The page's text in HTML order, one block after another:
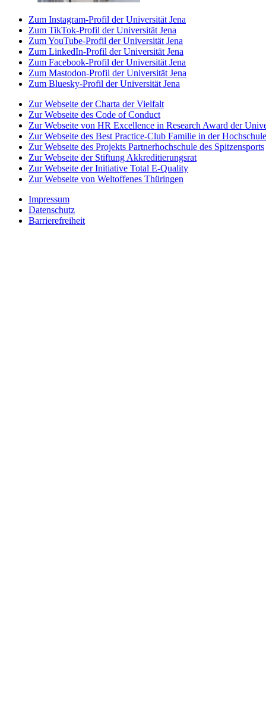
Zum Instagram-Profil der Universität Jena
Zum TikTok-Profil der Universität Jena
Zum YouTube-Profil der Universität Jena
Zum LinkedIn-Profil der Universität Jena
Zum Facebook-Profil der Universität Jena
Zum Mastodon-Profil der Universität Jena
Zum Bluesky-Profil der Universität Jena
Zur Webseite der Charta der Vielfalt
Zur Webseite des Code of Conduct
Zur Webseite von HR Excellence in Research Award der
Zur Webseite des Best Practice-Club Familie in der Hochschule
Zur Webseite des Projekts Partnerhochschule des Spitzensports
Zur Webseite der Stiftung Akkreditierungsrat
Zur Webseite der Initiative Total E-Quality
Zur Webseite von Weltoffenes Thüringen
Impressum
Datenschutz
Barrierefreiheit